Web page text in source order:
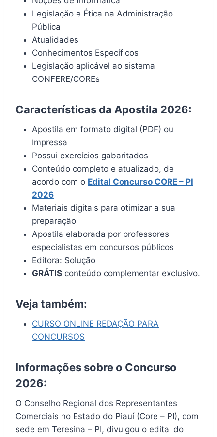
Legislação e Ética na Administração
Pública
Atualidades
Conhecimentos Específicos
Legislação aplicável ao sistema
CONFERE/COREs
Características da Apostila 2026:
Apostila em formato digital (PDF) ou
Impressa
Possui exercícios gabaritados
Conteúdo completo e atualizado, de
acordo com o Edital Concurso CORE – PI
2026
Materiais digitais para otimizar a sua
preparação
Apostila elaborada por professores
especialistas em concursos públicos
Editora: Solução
GRÁTIS conteúdo complementar exclusivo.
Veja também:
CURSO ONLINE REDAÇÃO PARA
CONCURSOS
Informações sobre o Concurso
2026:
O Conselho Regional dos Representantes
Comerciais no Estado do Piauí (Core – PI), com
sede em Teresina – PI, divulgou o edital do